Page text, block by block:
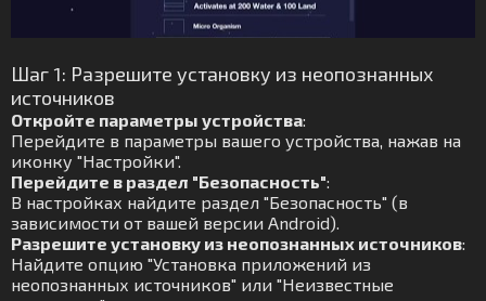
Шаг 1: Разрешите установку из неопознанных
источников
Откройте параметры устройства:
Перейдите в параметры вашего устройства, нажав на
иконку "Настройки".
Перейдите в раздел "Безопасность":
В настройках найдите раздел "Безопасность" (в
зависимости от вашей версии Android).
Разрешите установку из неопознанных источников:
Найдите опцию "Установка приложений из
неопознанных источников" или "Неизвестные